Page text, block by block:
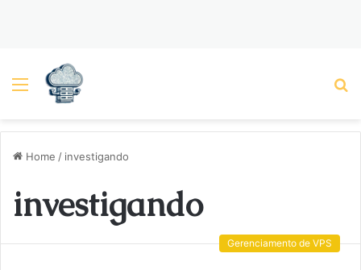
Menu
Home / investigando
investigando
Gerenciamento de VPS